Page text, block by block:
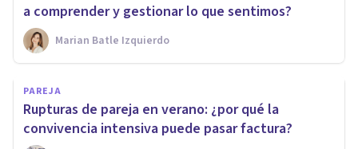
a comprender y gestionar lo que sentimos?
Marian Batle Izquierdo
PAREJA
Rupturas de pareja en verano: ¿por qué la
convivencia intensiva puede pasar factura?